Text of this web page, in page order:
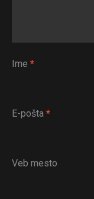
Ime *
E-pošta *
Veb mesto